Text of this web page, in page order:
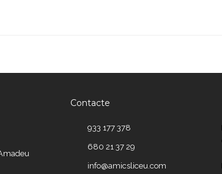
Contacte
933 177 378
680 21 37 29
info@amicsliceu.com